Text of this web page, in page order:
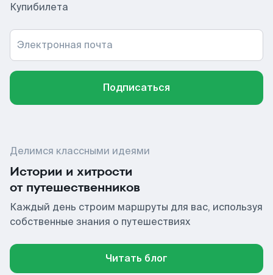
Купибилета
Электронная почта
Подписаться
Делимся классными идеями
Истории и хитрости
от путешественников
Каждый день строим маршруты для вас, используя
собственные знания о путешествиях
Читать блог